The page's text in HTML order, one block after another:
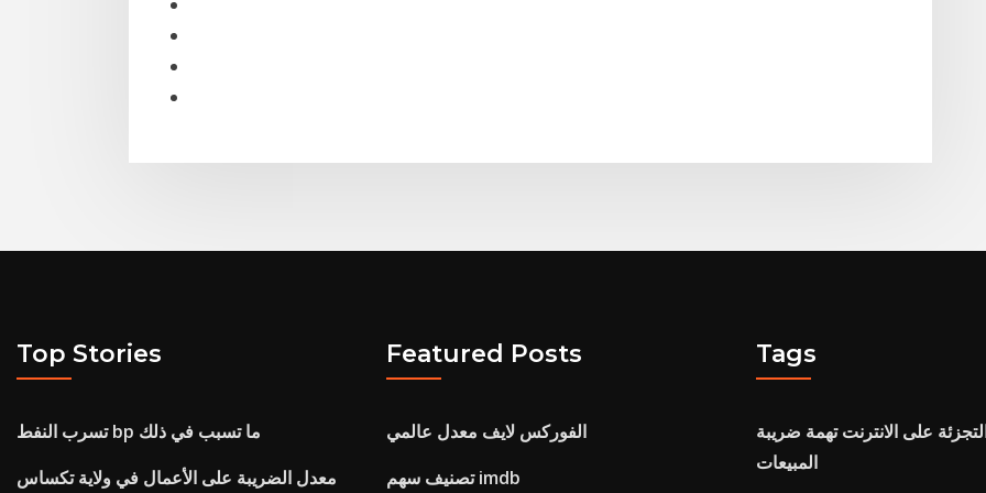
Top Stories
تسرب النفط bp ما تسبب في ذلك
معدل الضريبة على الأعمال في ولاية تكساس
Featured Posts
الفوركس لايف معدل عالمي
تصنيف سهم imdb
Tags
على الانترنت تهمة ضريبة
المبيعات